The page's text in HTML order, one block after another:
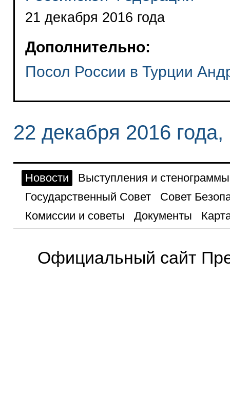
21 декабря 2016 года
Дополнительно:
Посол России в Турции
22 декабря 2016
Новости
Выступления и стенограммы
Государственный Совет
Совет
Комиссии и советы
Документы
Официальный сайт